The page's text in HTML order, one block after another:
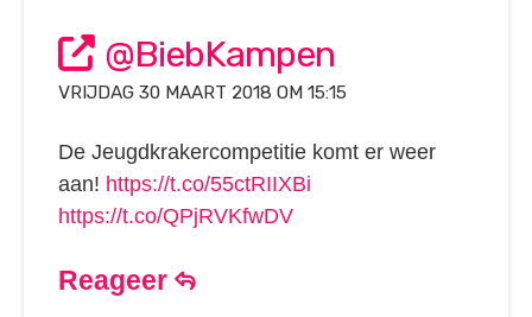
@BiebKampen
VRIJDAG 30 MAART 2018 OM 15:15
De Jeugdkrakercompetitie komt er weer
aan! https://t.co/55ctRIIXBi
https://t.co/QPjRVKfwDV
Reageer